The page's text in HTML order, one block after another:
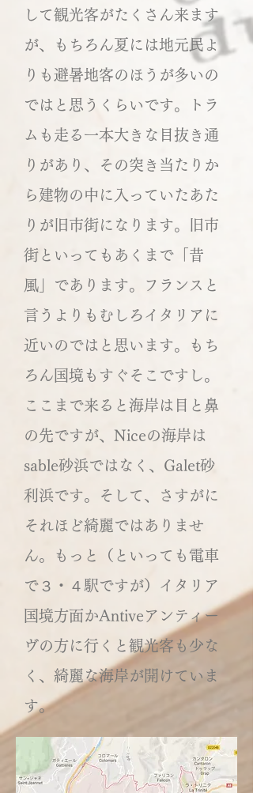
して観光客がたくさん来ます
が、もちろん夏には地元民よ
りも避暑地客のほうが多いの
ではと思うくらいです。トラ
ムも走る一本大きな目抜き通
りがあり、その突き当たりか
ら建物の中に入っていたあた
りが旧市街になります。旧市
街といってもあくまで「昔
風」であります。フランスと
言うよりもむしろイタリアに
近いのではと思います。もち
ろん国境もすぐそこですし。
ここまで来ると海岸は目と鼻
の先ですが、Niceの海岸は
sable砂浜ではなく、Galet砂
利浜です。そして、さすがに
それほど綺麗ではありませ
ん。もっと（といっても電車
で３・４駅ですが）イタリア
国境方面かAntiveアンティー
ヴの方に行くと観光客も少な
く、綺麗な海岸が開けていま
す。